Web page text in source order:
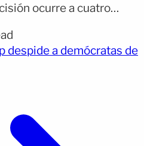
ocurre a cuatro
el Congreso de
confirmó a EFE que
despidió a dos
despide a demócratas de